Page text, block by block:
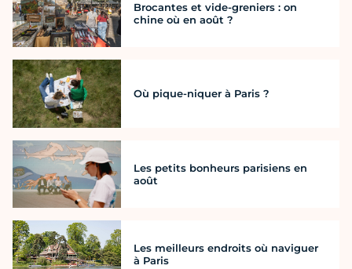
Brocantes et vide-greniers : on
chine où en août ?
Où pique-niquer à Paris ?
Les petits bonheurs parisiens en
août
Les meilleurs endroits où naviguer
à Paris